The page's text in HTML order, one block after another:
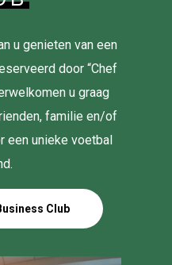
u genieten van een
door “Chef
u graag
familie en/of
een unieke voetbal
Club